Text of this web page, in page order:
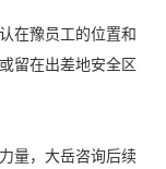
在豫员工的位置和
留在出差地安全区
量，大岳咨询后续